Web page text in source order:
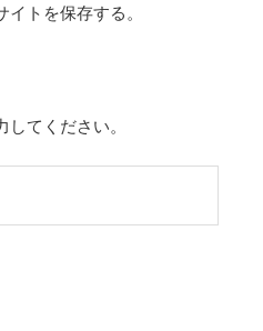
トを保存する。
てください。